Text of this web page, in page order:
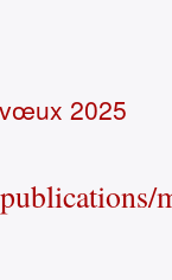
2025